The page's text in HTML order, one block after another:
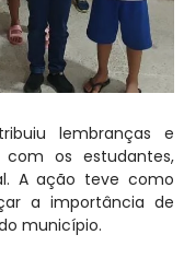
lembranças e
os estudantes,
A ação teve como
a importância de
município.